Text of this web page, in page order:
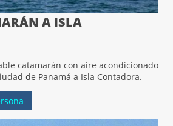
A ISLA
catamarán con aire acondicionado
de Panamá a Isla Contadora.